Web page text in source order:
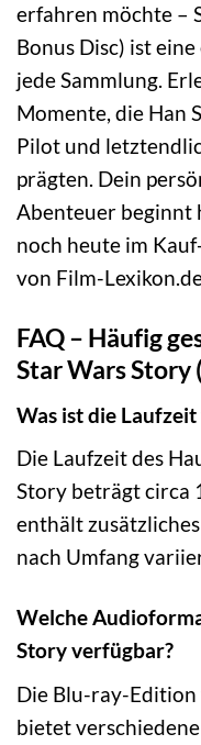
erfahren möchte –
Bonus Disc) ist
jede Sammlung.
Momente, die Han
Pilot und
prägten. Dein
Abenteuer beginnt
noch heute im
von Film-
FAQ – Häufig
Star Wars Story
Was ist die
Die Laufzeit des
Story beträgt circa
enthält
nach Umfang
Welche
Story verfügbar?
Die Blu-ray-Edition
bietet